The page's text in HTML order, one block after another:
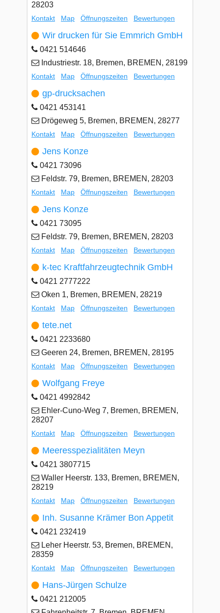
28203
Kontakt Map Öffnungszeiten Bewertungen
Wir drucken für Sie Emmrich GmbH
0421 514646
Industriestr. 18, Bremen, BREMEN, 28199
Kontakt Map Öffnungszeiten Bewertungen
gp-drucksachen
0421 453141
Drögeweg 5, Bremen, BREMEN, 28277
Kontakt Map Öffnungszeiten Bewertungen
Jens Konze
0421 73096
Feldstr. 79, Bremen, BREMEN, 28203
Kontakt Map Öffnungszeiten Bewertungen
Jens Konze
0421 73095
Feldstr. 79, Bremen, BREMEN, 28203
Kontakt Map Öffnungszeiten Bewertungen
k-tec Kraftfahrzeugtechnik GmbH
0421 2777222
Oken 1, Bremen, BREMEN, 28219
Kontakt Map Öffnungszeiten Bewertungen
tete.net
0421 2233680
Geeren 24, Bremen, BREMEN, 28195
Kontakt Map Öffnungszeiten Bewertungen
Wolfgang Freye
0421 4992842
Ehler-Cuno-Weg 7, Bremen, BREMEN,
28207
Kontakt Map Öffnungszeiten Bewertungen
Meeresspezialitäten Meyn
0421 3807715
Waller Heerstr. 133, Bremen, BREMEN,
28219
Kontakt Map Öffnungszeiten Bewertungen
Inh. Susanne Krämer Bon Appetit
0421 232419
Leher Heerstr. 53, Bremen, BREMEN,
28359
Kontakt Map Öffnungszeiten Bewertungen
Hans-Jürgen Schulze
0421 212005